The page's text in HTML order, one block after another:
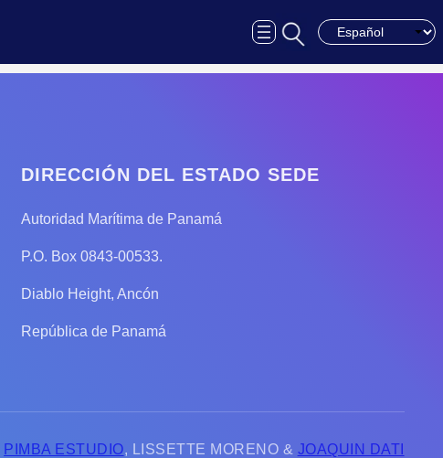
Choose a
DIRECCIÓN DEL ESTADO SEDE
Autoridad Marítima de Panamá
P.O. Box 0843-00533.
Diablo Height, Ancón
República de Panamá
PIMBA ESTUDIO, LISSETTE MORENO & JOAQUIN DATI